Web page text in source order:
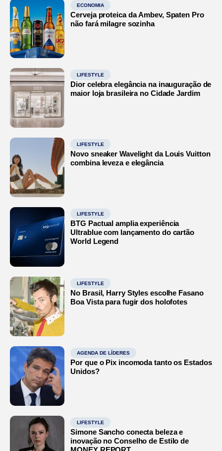
ECONOMIA
Cerveja proteica da Ambev, Spaten Pro
não fará milagre sozinha
LIFESTYLE
Dior celebra elegância na inauguração de
maior loja brasileira no Cidade Jardim
LIFESTYLE
Novo sneaker Wavelight da Louis Vuitton
combina leveza e elegância
LIFESTYLE
BTG Pactual amplia experiência
Ultrablue com lançamento do cartão
World Legend
LIFESTYLE
No Brasil, Harry Styles escolhe Fasano
Boa Vista para fugir dos holofotes
AGENDA DE LÍDERES
Por que o Pix incomoda tanto os Estados
Unidos?
LIFESTYLE
Simone Sancho conecta beleza e
inovação no Conselho de Estilo de